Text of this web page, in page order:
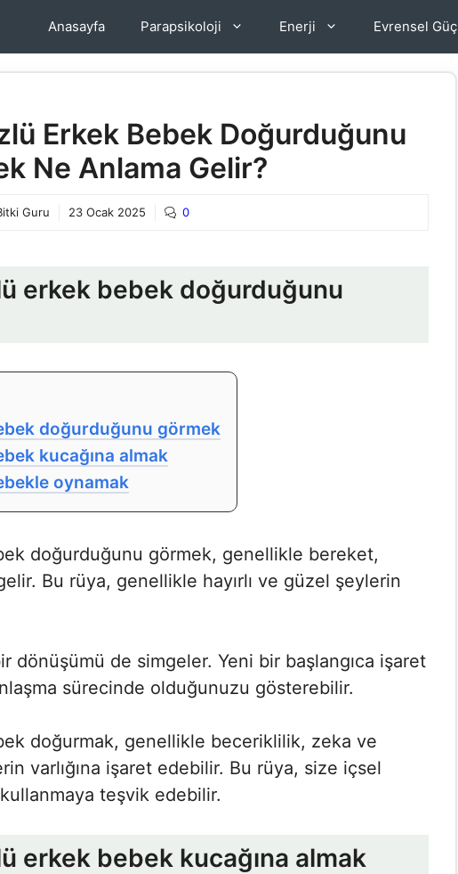
Anasayfa Parapsikoloji Enerji Evrensel Güç
Erkek Bebek Doğurduğunu
Ne Anlama Gelir?
Guru 23 Ocak 2025 0
erkek bebek doğurduğunu
doğurduğunu görmek
kucağına almak
oynamak
doğurduğunu görmek, genellikle bereket,
Bu rüya, genellikle hayırlı ve güzel şeylerin
dönüşümü de simgeler. Yeni bir başlangıca işaret
sürecinde olduğunuzu gösterebilir.
doğurmak, genellikle beceriklilik, zeka ve
varlığına işaret edebilir. Bu rüya, size içsel
teşvik edebilir.
erkek bebek kucağına almak